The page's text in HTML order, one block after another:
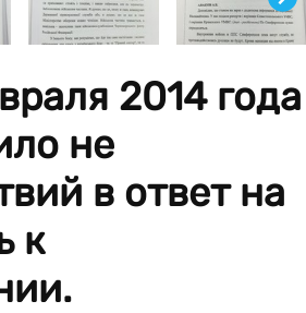
2014 года
не
в ответ на
к